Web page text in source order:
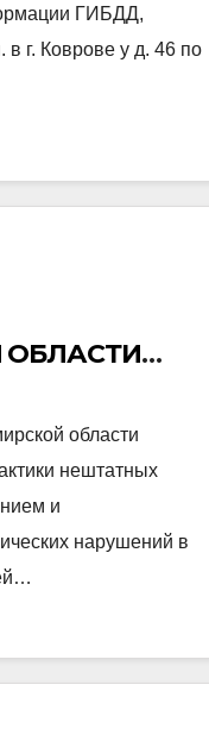
ГИБДД,
в г. Коврове у д. 46 по
области
нештатных
и
нарушений в